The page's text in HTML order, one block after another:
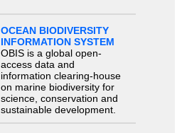
OCEAN BIODIVERSITY
INFORMATION SYSTEM
OBIS is a global open-
access data and
information clearing-house
on marine biodiversity for
science, conservation and
sustainable development.